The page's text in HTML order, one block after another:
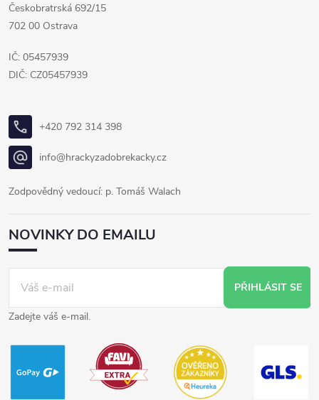
Českobratrská 692/15
702 00 Ostrava
IČ: 05457939
DIČ: CZ05457939
+420 792 314 398
info@hrackyzadobrekacky.cz
Zodpovědný vedoucí: p. Tomáš Walach
NOVINKY DO EMAILU
PŘIHLÁSIT SE
Zadejte váš e-mail.